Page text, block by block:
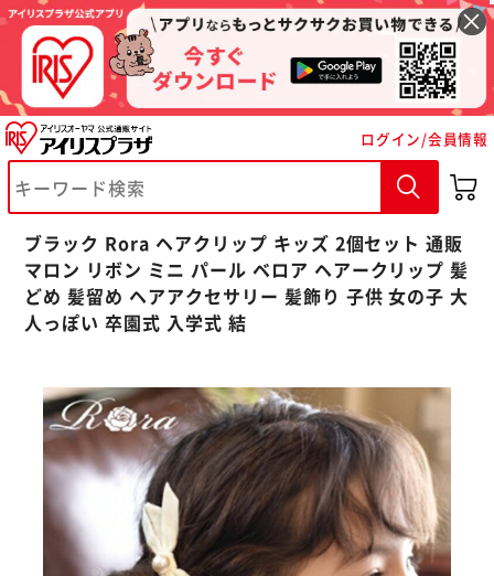
ログイン/会員情報
ブラック Rora ヘアクリップ キッズ 2個セット 通販
マロン リボン ミニ パール ベロア ヘアークリップ 髪
どめ 髪留め ヘアアクセサリー 髪飾り 子供 女の子 大
人っぽい 卒園式 入学式 結
※ご確認ください
カートに入れる 購入手続きへ